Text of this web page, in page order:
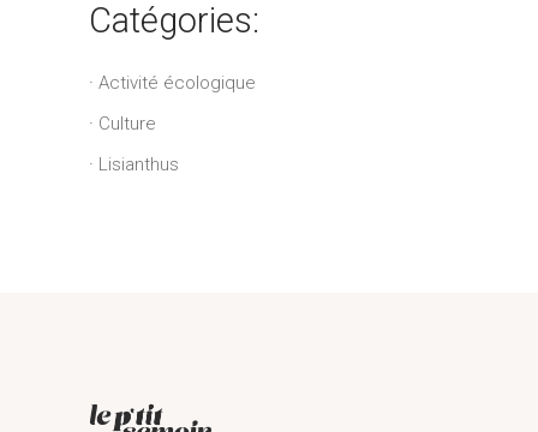
Catégories:
Activité écologique
Culture
Lisianthus